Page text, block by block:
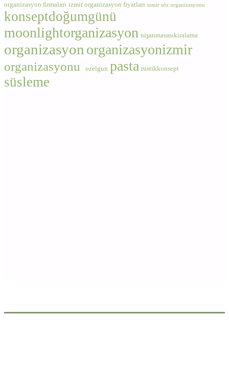
organizasyon firmaları izmir organizasyon fiyatları izmir söz organizasyonu
konseptdoğumgünü
moonlightorganizasyon nişanmasasıkiralama
organizasyon organizasyonizmir
organizasyonu ozelgun pasta rustikkonsept
süsleme